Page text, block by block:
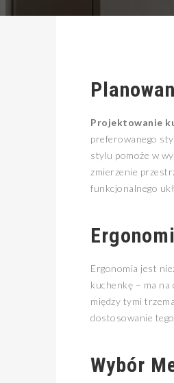
Projektowanie
preferowanego
stylu pomoże w
zmierzenie
funkcjonalnego
Ergonomia jest
kuchenkę – ma
między tymi
dostosowanie
Wybór